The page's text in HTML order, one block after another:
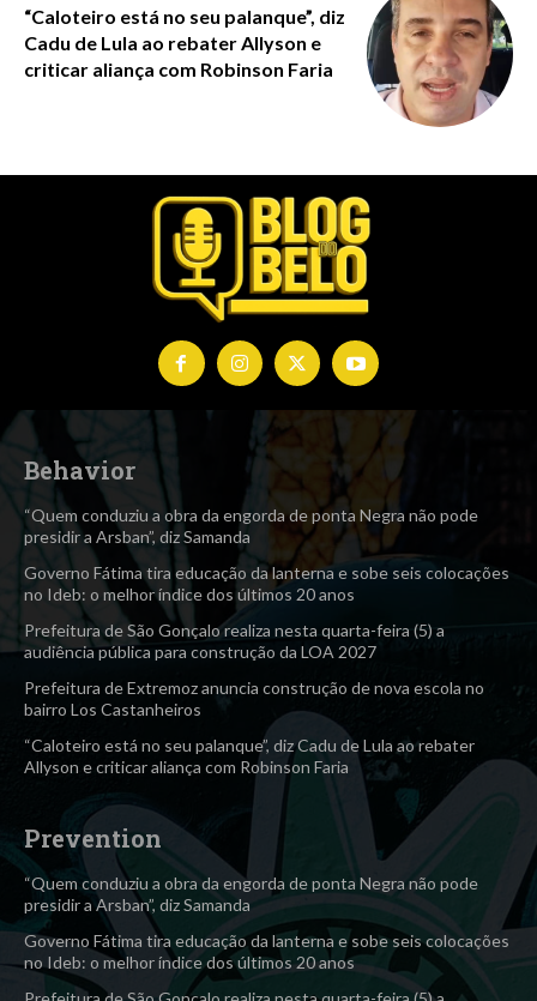
“Caloteiro está no seu palanque”, diz
Cadu de Lula ao rebater Allyson e
criticar aliança com Robinson Faria
Behavior
“Quem conduziu a obra da engorda de ponta Negra não pode
presidir a Arsban”, diz Samanda
Governo Fátima tira educação da lanterna e sobe seis colocações
no Ideb: o melhor índice dos últimos 20 anos
Prefeitura de São Gonçalo realiza nesta quarta-feira (5) a
audiência pública para construção da LOA 2027
Prefeitura de Extremoz anuncia construção de nova escola no
bairro Los Castanheiros
“Caloteiro está no seu palanque”, diz Cadu de Lula ao rebater
Allyson e criticar aliança com Robinson Faria
Prevention
“Quem conduziu a obra da engorda de ponta Negra não pode
presidir a Arsban”, diz Samanda
Governo Fátima tira educação da lanterna e sobe seis colocações
no Ideb: o melhor índice dos últimos 20 anos